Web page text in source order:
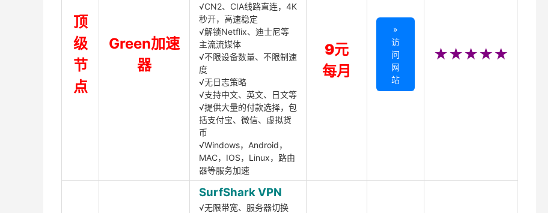
顶
级
节
点
Green加速
器
√CN2、CIA线路直连，4K
秒开，高速稳定
√解锁Netflix、迪士尼等
主流流媒体
√不限设备数量、不限制速
度
√无日志策略
√支持中文、英文、日文等
√提供大量的付款选择，包
括支付宝、微信、虚拟货
币
√Windows，Android，
MAC，IOS，Linux，路由
器等服务加速
9元
每月
»
访
问
网
站
★★★★★
SurfShark VPN
√无限带宽、服务器切换